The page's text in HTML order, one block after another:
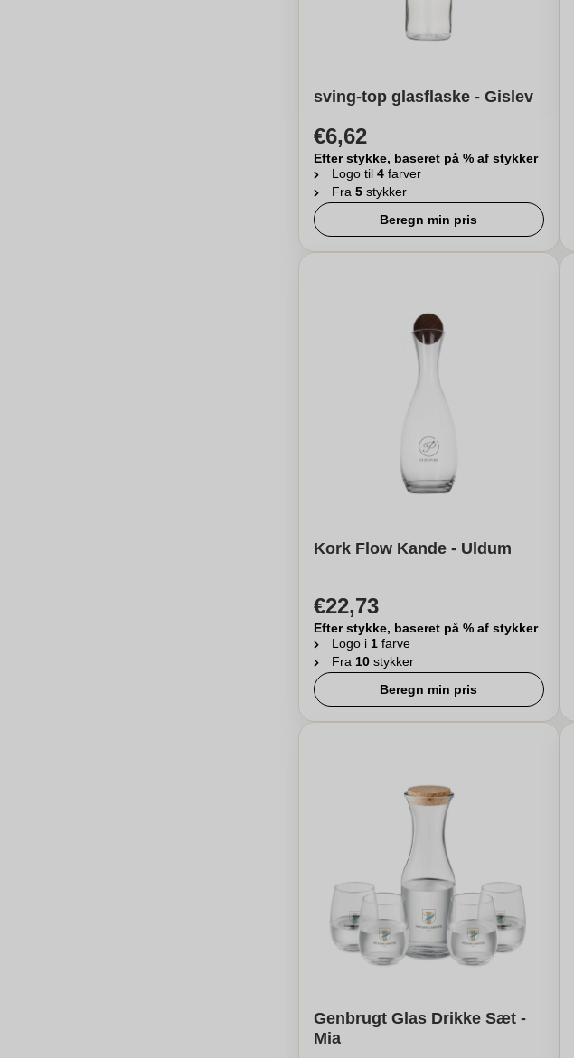
sving-top glasflaske - Gislev
€6,62
Efter stykke, baseret på % af stykker
Logo til 4 farver
Fra 5 stykker
Beregn min pris
Kork Flow Kande - Uldum
€22,73
Efter stykke, baseret på % af stykker
Logo i 1 farve
Fra 10 stykker
Beregn min pris
Genbrugt Glas Drikke Sæt -
Mia